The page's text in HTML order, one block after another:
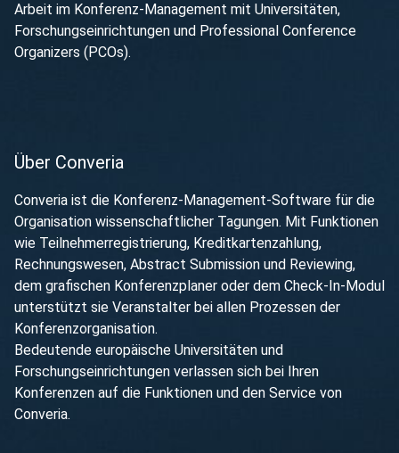
Arbeit im Konferenz-Management mit Universitäten,
Forschungseinrichtungen und Professional Conference
Organizers (PCOs).
Über Converia
Converia ist die Konferenz-Management-Software für die
Organisation wissenschaftlicher Tagungen. Mit Funktionen
wie Teilnehmerregistrierung, Kreditkartenzahlung,
Rechnungswesen, Abstract Submission und Reviewing,
dem grafischen Konferenzplaner oder dem Check-In-Modul
unterstützt sie Veranstalter bei allen Prozessen der
Konferenzorganisation.
Bedeutende europäische Universitäten und
Forschungseinrichtungen verlassen sich bei Ihren
Konferenzen auf die Funktionen und den Service von
Converia.